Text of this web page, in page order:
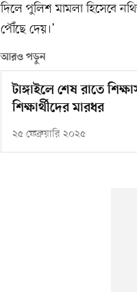
দিলে পুলিশ মামলা হিসেবে
পৌঁছে দেয়।’
আরও পড়ুন
টাঙ্গাইলে শেষ রাতে
শিক্ষার্থীদের মারধর
২৫ ফেব্রুয়ারি ২০২৫